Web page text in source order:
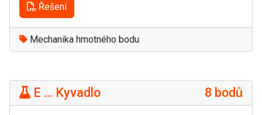
Řešení
Mechanika hmotného bodu
E ... Kyvadlo 8 bodů